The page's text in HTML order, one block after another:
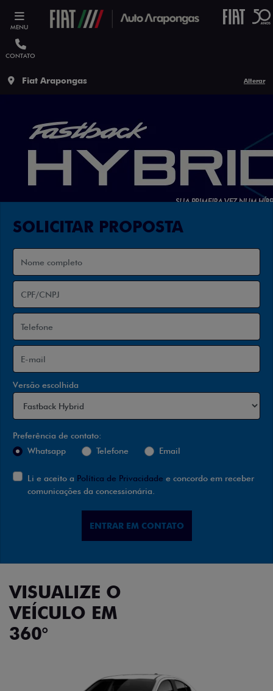
MENU
CONTATO
Fiat Arapongas Alterar
SOLICITAR PROPOSTA
Versão escolhida
Preferência de contato:
Whatsapp
Telefone Email
Li e aceito a Política de Privacidade e concordo em receber
comunicações da concessionária.
ENTRAR EM CONTATO
VISUALIZE O
VEÍCULO EM
360°